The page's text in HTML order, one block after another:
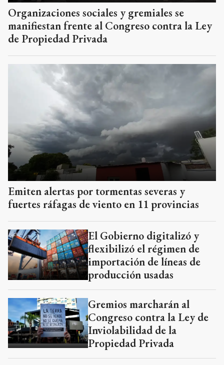
Organizaciones sociales y gremiales se
manifiestan frente al Congreso contra la Ley
de Propiedad Privada
Emiten alertas por tormentas severas y
fuertes ráfagas de viento en 11 provincias
El Gobierno digitalizó y
flexibilizó el régimen de
importación de líneas de
producción usadas
Gremios marcharán al
Congreso contra la Ley de
Inviolabilidad de la
Propiedad Privada